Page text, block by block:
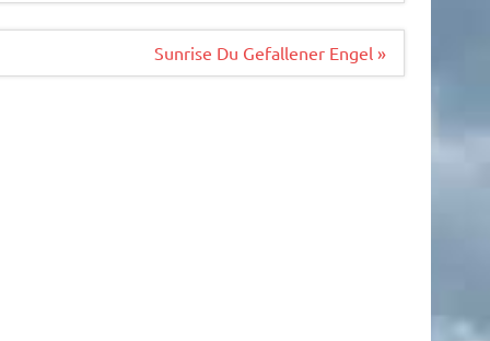
Sunrise Du Gefallener Engel »